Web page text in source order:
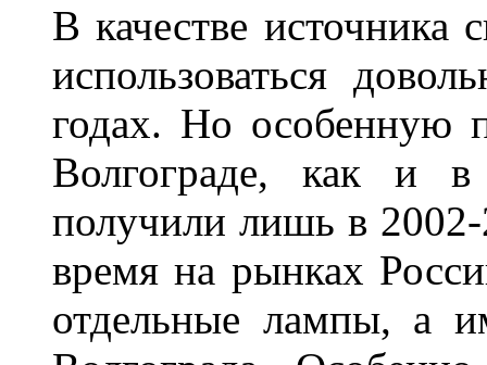
В качестве источника
использоваться
годах. Но особенную
Волгограде, как и
получили лишь в
время на рынках
отдельные лампы, а